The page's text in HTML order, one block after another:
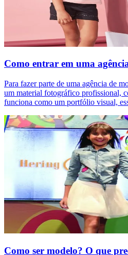
Como entrar em uma
Para fazer parte de uma agência de
um material fotográfico profissional,
funciona como um portfólio visual,
Como ser modelo? O que